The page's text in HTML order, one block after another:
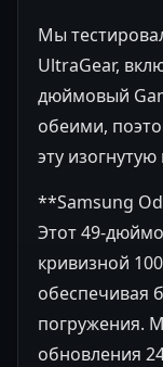
Мы
UltraGear,
дюймовый
обеими,
эту
**Samsung
Этот 49-
кривизной
обеспечивая
погружения.
обновления